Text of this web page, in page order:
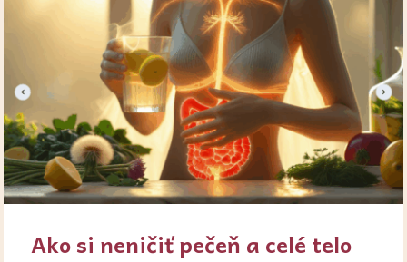
Ako si neničiť pečeň a celé telo